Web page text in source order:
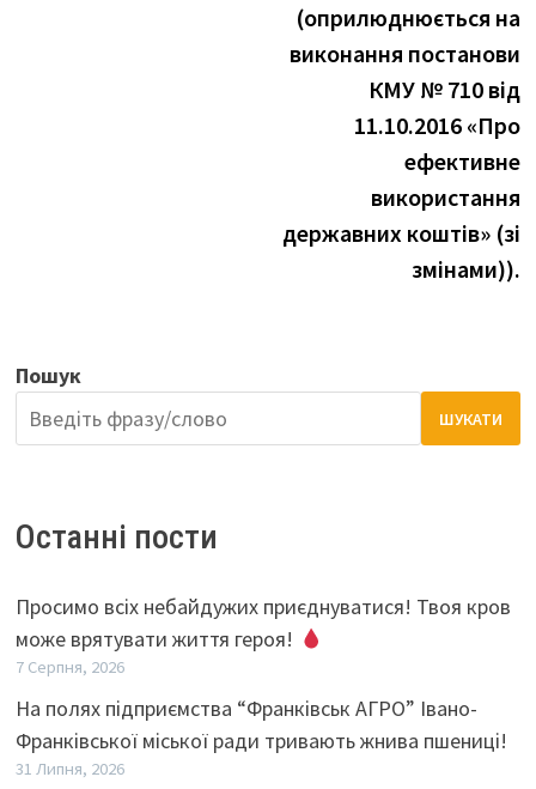
(оприлюднюється на
виконання постанови
КМУ № 710 від
11.10.2016 «Про
ефективне
використання
державних коштів» (зі
змінами)).
Пошук
ШУКАТИ
Останні пости
Просимо всіх небайдужих приєднуватися! Твоя кров
може врятувати життя героя!
7 Серпня, 2026
На полях підприємства “Франківськ АГРО” Івано-
Франківської міської ради тривають жнива пшениці!
31 Липня, 2026